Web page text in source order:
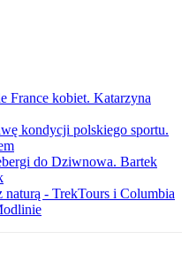
France kobiet. Katarzyna
kondycji polskiego sportu.
do Dziwnowa. Bartek
naturą - TrekTours i Columbia